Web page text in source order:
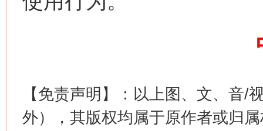
【免责声明】：以上图、文、音/
外），其版权均属于原作者或归